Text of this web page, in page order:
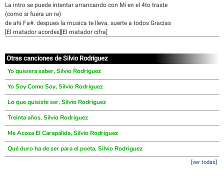
La intro se puede intentar arrancando con Mi en el 4to traste
(como si fuera un re)
de ahi Fa#. despues la musica te lleva. suerte a todos Gracias
[El matador acordes][El matador cifra]
Otras canciones de Silvio Rodriguez
Yo quisiera saber, Silvio Rodriguez
Yo Soy Como Soy, Silvio Rodriguez
Lo que quisiste ser, Silvio Rodriguez
Treinta años, Silvio Rodriguez
Me Acosa El Carapálida, Silvio Rodriguez
Qué duro ha de ser para el poeta, Silvio Rodriguez
[ver todas]